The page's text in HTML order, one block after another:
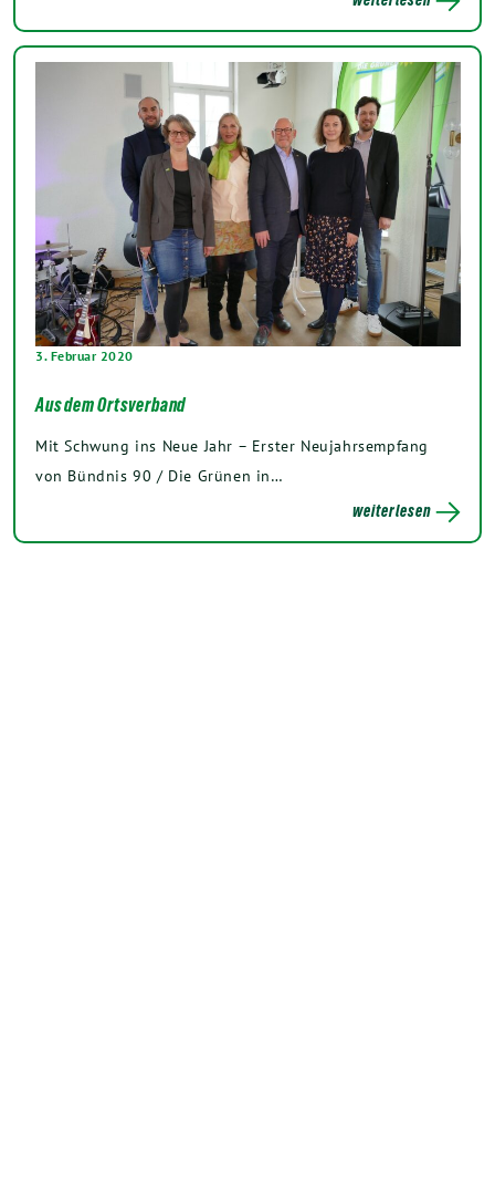
3. Februar 2020
Aus dem Ortsverband
Mit Schwung ins Neue Jahr – Erster Neujahrsempfang
von Bündnis 90 / Die Grünen in…
weiterlesen